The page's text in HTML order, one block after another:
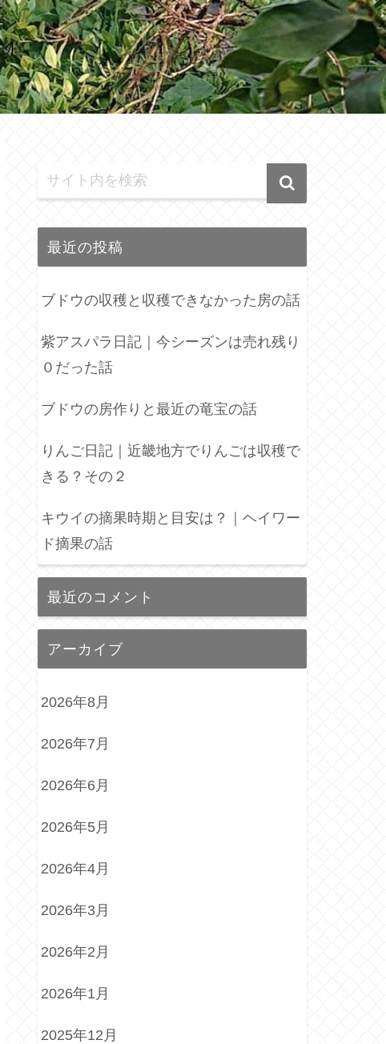
最近の投稿
ブドウの収穫と収穫できなかった房の話
紫アスパラ日記｜今シーズンは売れ残り
０だった話
ブドウの房作りと最近の竜宝の話
りんご日記｜近畿地方でりんごは収穫で
きる？その２
キウイの摘果時期と目安は？｜ヘイワー
ド摘果の話
最近のコメント
アーカイブ
2026年8月
2026年7月
2026年6月
2026年5月
2026年4月
2026年3月
2026年2月
2026年1月
2025年12月